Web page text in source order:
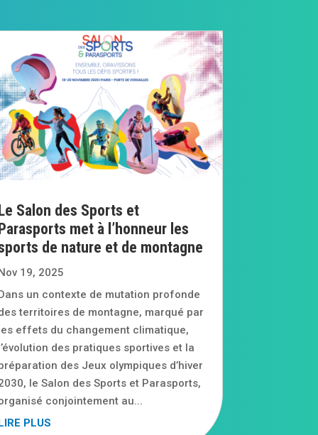
Salon des Sports et
met à l’honneur les
de nature et de montagne
19, 2025
un contexte de mutation profonde
territoires de montagne, marqué par
effets du changement climatique,
des pratiques sportives et la
des Jeux olympiques d’hiver
le Salon des Sports et Parasports,
conjointement au...
PLUS